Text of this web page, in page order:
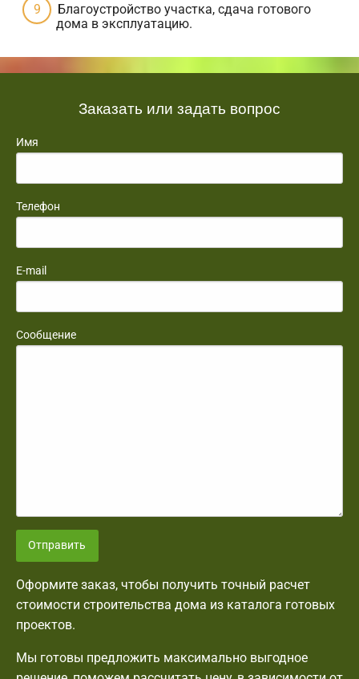
Благоустройство участка, сдача готового
дома в эксплуатацию.
Заказать или задать вопрос
Имя
Телефон
E-mail
Сообщение
Отправить
Оформите заказ, чтобы получить точный расчет
стоимости строительства дома из каталога готовых
проектов.
Мы готовы предложить максимально выгодное